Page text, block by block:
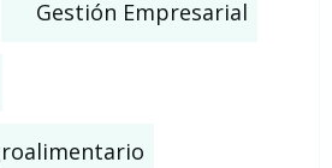
Gestión Empresarial